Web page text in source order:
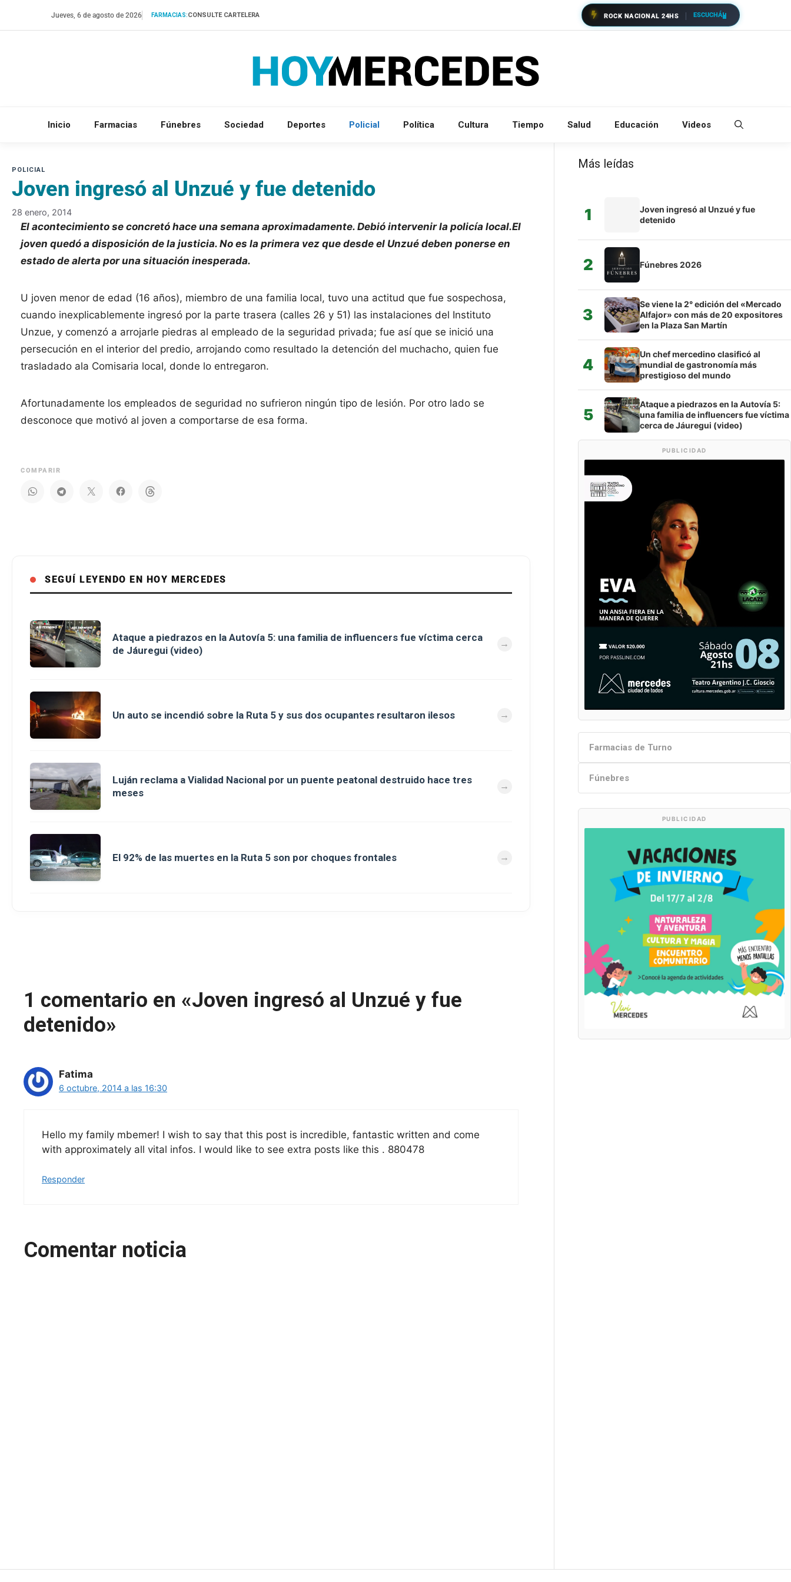
Jueves, 6 de agosto de 2026 FARMACIAS:CONSULTE CARTELERA ROCK NACIONAL 24HS ESCUCHÁ
Inicio Farmacias Fúnebres Sociedad Deportes Policial Política Cultura Tiempo Salud Educación Videos
Joven ingresó al Unzué y fue detenido
28 enero, 2014
El acontecimiento se concretó hace una semana aproximadamente. Debió intervenir la policía local.El
joven quedó a disposición de la justicia. No es la primera vez que desde el Unzué deben ponerse en
estado de alerta por una situación inesperada.
U joven menor de edad (16 años), miembro de una familia local, tuvo una actitud que fue sospechosa,
cuando inexplicablemente ingresó por la parte trasera (calles 26 y 51) las instalaciones del Instituto
Unzue, y comenzó a arrojarle piedras al empleado de la seguridad privada; fue así que se inició una
persecución en el interior del predio, arrojando como resultado la detención del muchacho, quien fue
trasladado ala Comisaria local, donde lo entregaron.
Afortunadamente los empleados de seguridad no sufrieron ningún tipo de lesión. Por otro lado se
desconoce que motivó al joven a comportarse de esa forma.
COMPARIR
SEGUÍ LEYENDO EN HOY MERCEDES
Ataque a piedrazos en la Autovía 5: una familia de influencers fue víctima cerca
de Jáuregui (video)
Un auto se incendió sobre la Ruta 5 y sus dos ocupantes resultaron ilesos
Luján reclama a Vialidad Nacional por un puente peatonal destruido hace tres
meses
El 92% de las muertes en la Ruta 5 son por choques frontales
1 comentario en «Joven ingresó al Unzué y fue
detenido»
Fatima
6 octubre, 2014 a las 16:30
Hello my family mbemer! I wish to say that this post is incredible, fantastic written and come
with approximately all vital infos. I would like to see extra posts like this . 880478
Responder
Comentar noticia
Más leídas
1
Joven ingresó al Unzué y fue
detenido
2 Fúnebres 2026
3
Se viene la 2° edición del «Mercado
Alfajor» con más de 20 expositores
en la Plaza San Martín
4
Un chef mercedino clasificó al
mundial de gastronomía más
prestigioso del mundo
5
Ataque a piedrazos en la Autovía 5:
una familia de influencers fue víctima
cerca de Jáuregui (video)
PUBLICIDAD
Farmacias de Turno
Fúnebres
PUBLICIDAD